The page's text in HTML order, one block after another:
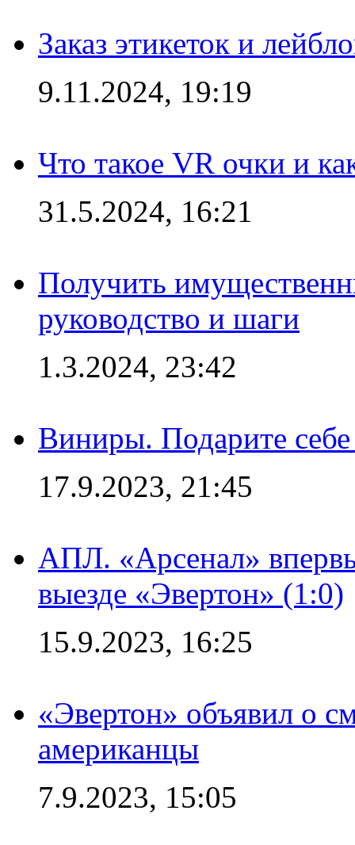
Заказ этикеток и
9.11.2024, 19:19
Что такое VR очки и
31.5.2024, 16:21
Получить
руководство и шаги
1.3.2024, 23:42
Виниры. Подарите
17.9.2023, 21:45
АПЛ. «Арсенал»
выезде «Эвертон» (1:0)
15.9.2023, 16:25
«Эвертон» объявил о
американцы
7.9.2023, 15:05